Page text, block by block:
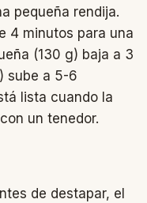
pequeña rendija.
4 minutos para una
(130 g) baja a 3
sube a 5-6
lista cuando la
un tenedor.
de destapar, el